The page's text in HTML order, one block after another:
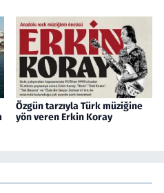
Özgün tarzıyla Türk müziğine
yön veren Erkin Koray